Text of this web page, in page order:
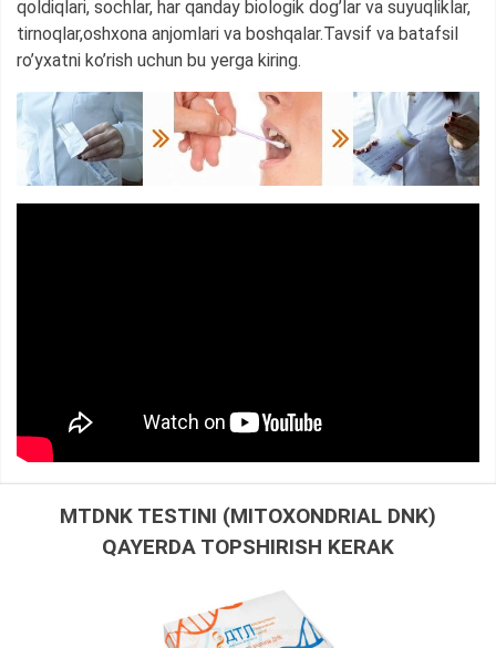
qoldiqlari, sochlar, har qanday biologik dog’lar va suyuqliklar,
tirnoqlar,oshxona anjomlari va boshqalar.Tavsif va batafsil
ro’yxatni ko’rish uchun bu yerga kiring.
MTDNK TESTINI (MITOXONDRIAL DNK)
QAYERDA TOPSHIRISH KERAK